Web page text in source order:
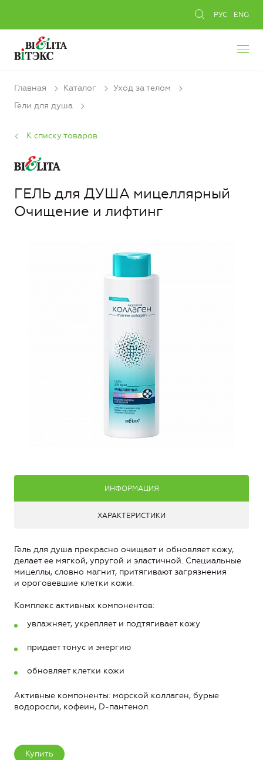
РУС ENG
Главная Каталог
Уход за телом
Гели для душа
К списку товаров
ГЕЛЬ для ДУША мицеллярный
Очищение и лифтинг
ИНФОРМАЦИЯ
ХАРАКТЕРИСТИКИ
Гель для душа прекрасно очищает и обновляет кожу,
делает ее мягкой, упругой и эластичной. Специальные
мицеллы, словно магнит, притягивают загрязнения
и ороговевшие клетки кожи.
Комплекс активных компонентов:
увлажняет, укрепляет и подтягивает кожу
придает тонус и энергию
обновляет клетки кожи
Активные компоненты: морской коллаген, бурые
водоросли, кофеин, D-пантенол.
Купить